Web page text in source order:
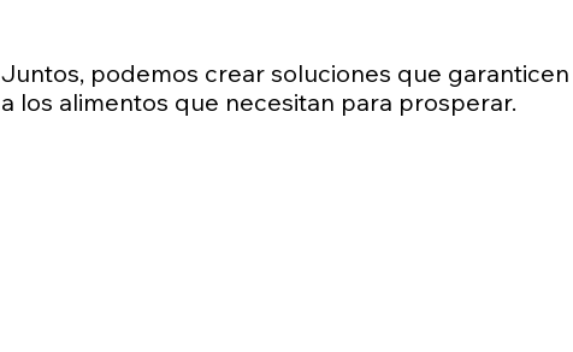
Juntos, podemos crear soluciones que
a los alimentos que necesitan para prosperar.